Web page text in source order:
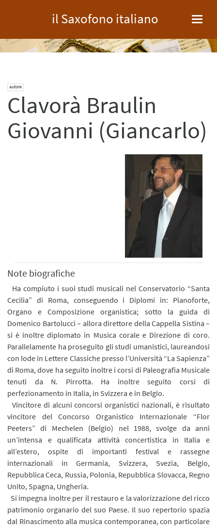
il Saxofono italiano
autore
Clavorà Braulin
Giovanni (Giancarlo)
Note biografiche
Ha compiuto i suoi studi musicali nel Conservatorio “Santa
Cecilia” di Roma, conseguendo i Diplomi in: Pianoforte,
Organo e Composizione organistica; sotto la guida di
Domenico Bartolucci – allora direttore della Cappella Sistina –
si è inoltre diplomato in Musica corale e Direzione di coro.
Parallelamente ha proseguito gli studi umanistici, laureandosi
con lode in Lettere Classiche presso l’Università “La Sapienza”
di Roma, dove ha seguito inoltre i corsi di Paleografia Musicale
tenuti da N. Pirrotta. Ha inoltre seguito corsi di
perfezionamento in Italia, in Svizzera e in Belgio.
Vincitore di alcuni concorsi organistici nazionali, è risultato
vincitore del Concorso Organistico Internazionale “Flor
Peeters” di Mechelen (Belgio) nel 1988, svolge da anni
un’intensa e qualificata attività concertistica in Italia e
all’estero, ospite di importanti festival e rassegne
internazionali in Germania, Svizzera, Svezia, Belgio,
Repubblica Ceca, Russia, Polonia, Repubblica Slovacca, Regno
Unito, Spagna, Ungheria.
Si impegna inoltre per il restauro e la valorizzazione del ricco
patrimonio organario del suo Paese. Il suo repertorio spazia
dal Rinascimento alla musica contemporanea, con particolare